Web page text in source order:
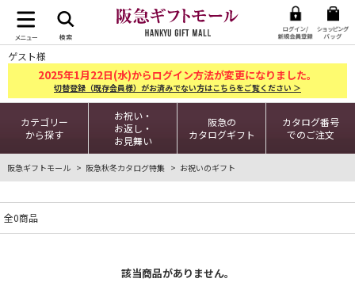
ゲスト様
2025年1月22日(水)からログイン方法が変更になりました。
切替登録（既存会員様）がお済みでない方はこちらをご覧ください ＞
カテゴリー
から探す
お祝い・
お返し・
お見舞い
阪急の
カタログギフト
カタログ番号
でのご注文
阪急ギフトモール 阪急秋冬カタログ特集 お祝いのギフト
全0商品
該当商品がありません。